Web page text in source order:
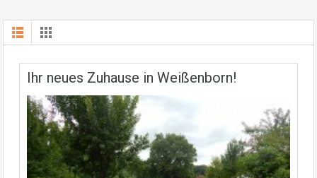
Ihr neues Zuhause in Weißenborn!